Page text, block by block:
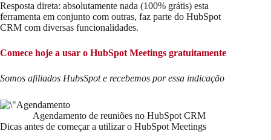
Resposta direta: absolutamente nada (100% grátis) esta
ferramenta em conjunto com outras, faz parte do HubSpot
CRM com diversas funcionalidades.
Comece hoje a usar o HubSpot Meetings gratuitamente
Somos afiliados HubsSpot e recebemos por essa indicação
Agendamento de reuniões no HubSpot CRM
Dicas antes de começar a utilizar o HubSpot Meetings